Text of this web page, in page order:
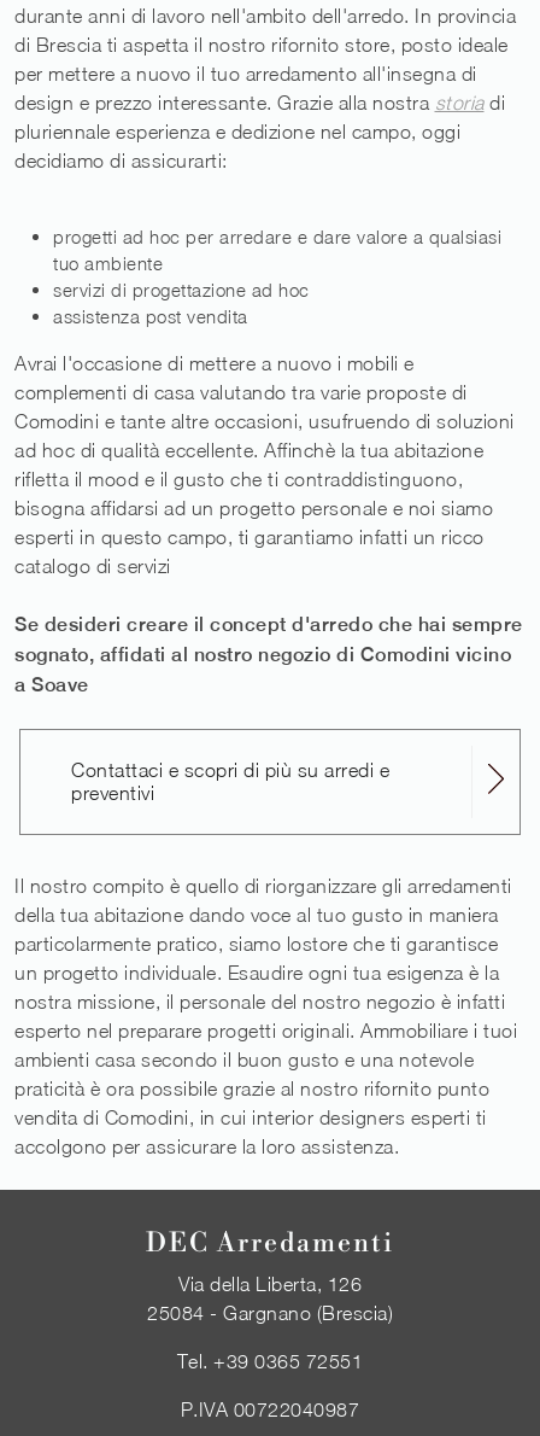
durante anni di lavoro nell'ambito dell'arredo. In provincia
di Brescia ti aspetta il nostro rifornito store, posto ideale
per mettere a nuovo il tuo arredamento all'insegna di
design e prezzo interessante. Grazie alla nostra storiadi
pluriennale esperienza e dedizione nel campo, oggi
decidiamo di assicurarti:
progetti ad hoc per arredare e dare valore a qualsiasi
tuo ambiente
servizi di progettazione ad hoc
assistenza post vendita
Avrai l'occasione di mettere a nuovo i mobili e
complementi di casa valutando tra varie proposte di
Comodini e tante altre occasioni, usufruendo di soluzioni
ad hoc di qualità eccellente. Affinchè la tua abitazione
rifletta il mood e il gusto che ti contraddistinguono,
bisogna affidarsi ad un progetto personale e noi siamo
esperti in questo campo, ti garantiamo infatti un ricco
catalogo di servizi
Se desideri creare il concept d'arredo che hai sempre
sognato, affidati al nostro negozio di Comodini vicino
a Soave
Contattaci e scopri di più su arredi e
preventivi
Il nostro compito è quello di riorganizzare gli arredamenti
della tua abitazione dando voce al tuo gusto in maniera
particolarmente pratico, siamo lostore che ti garantisce
un progetto individuale. Esaudire ogni tua esigenza è la
nostra missione, il personale del nostro negozio è infatti
esperto nel preparare progetti originali. Ammobiliare i tuoi
ambienti casa secondo il buon gusto e una notevole
praticità è ora possibile grazie al nostro rifornito punto
vendita di Comodini, in cui interior designers esperti ti
accolgono per assicurare la loro assistenza.
DEC Arredamenti
Via della Liberta, 126
25084 - Gargnano (Brescia)
Tel.+39 0365 72551
P.IVA 00722040987